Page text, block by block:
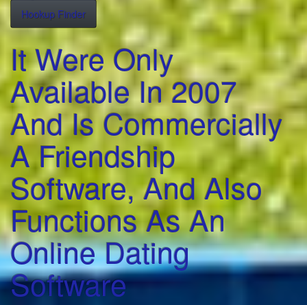
Hookup Finder
It Were Only
Available In 2007
And Is Commercially
A Friendship
Software, And Also
Functions As An
Online Dating
Software